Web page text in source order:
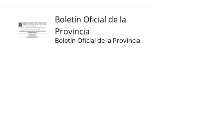
Boletín Oficial de la
Provincia
Boletín Oficial de la Provincia